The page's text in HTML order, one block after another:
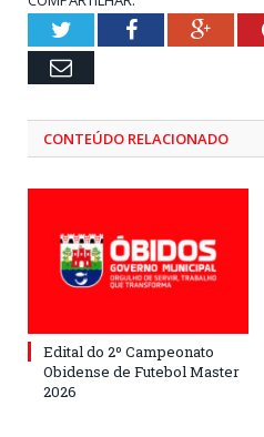
TwitterFacebook
Email
CONTEÚDO RELACIONADO
Edital do 2º Campeonato
Obidense de Futebol Master
2026